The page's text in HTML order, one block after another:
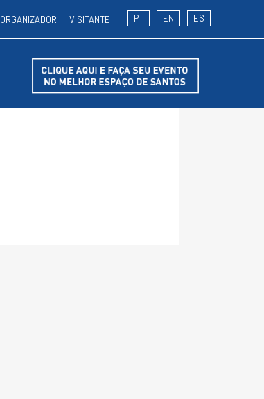
ORGANIZADOR VISITANTE ES
EN
PT